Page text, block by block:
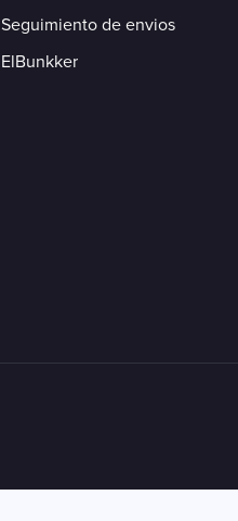
Seguimiento de envios
ElBunkker